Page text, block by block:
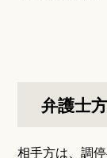
弁護士
相手方は、調